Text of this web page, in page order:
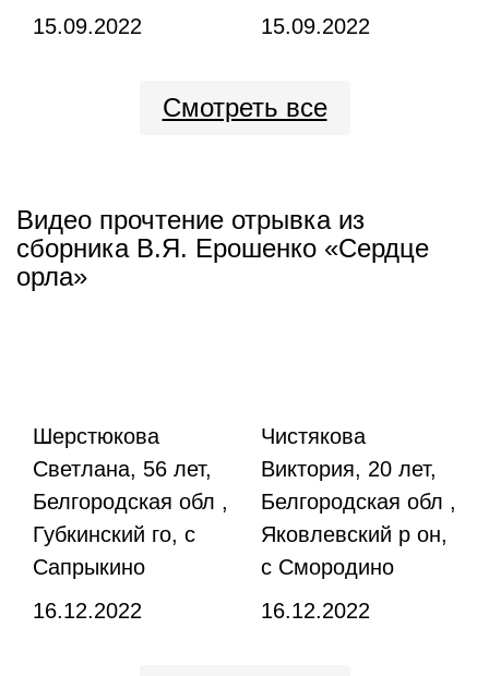
15.09.2022 15.09.2022
Смотреть все
Видео прочтение отрывка из
сборника В.Я. Ерошенко «Сердце
орла»
Шерстюкова
Светлана, 56 лет,
Белгородская обл ,
Губкинский го, с
Сапрыкино
16.12.2022
Чистякова
Виктория, 20 лет,
Белгородская обл ,
Яковлевский р он,
с Смородино
16.12.2022